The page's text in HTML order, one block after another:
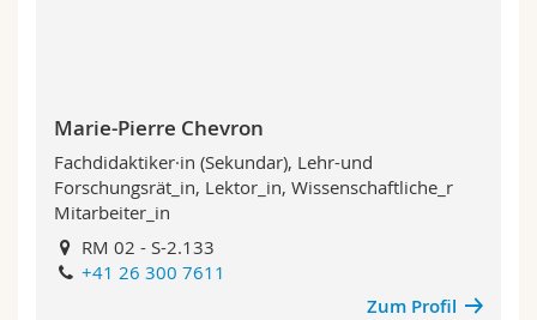
Marie-Pierre Chevron
Fachdidaktiker·in (Sekundar), Lehr-und
Forschungsrät_in, Lektor_in, Wissenschaftliche_r
Mitarbeiter_in
RM 02 - S-2.133
+41 26 300 7611
Zum Profil